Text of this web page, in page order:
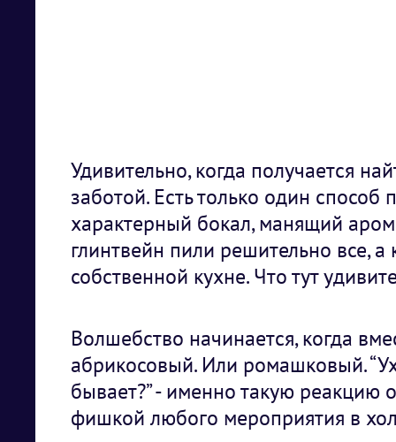
Удивительно, когда получается
заботой. Есть только один
характерный бокал, манящий
глинтвейн пили решительно все,
собственной кухне. Что тут
Волшебство начинается, когда
абрикосовый. Или ромашковый.
бывает?” - именно такую реакцию
фишкой любого мероприятия в